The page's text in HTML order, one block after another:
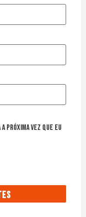
próxima vez que eu